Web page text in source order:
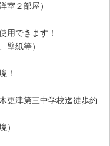
室２部屋）
用できます！
壁紙等）
！
更津第三中学校迄徒歩約
）